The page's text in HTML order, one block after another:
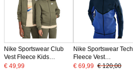
Nike Sportswear Club
Vest Fleece Kids
Olijfgroen Wit
€ 49,99
Nike Sportswear Tech
Fleece Vest
Donkerblauw Paars
€ 69,99 € 120,00